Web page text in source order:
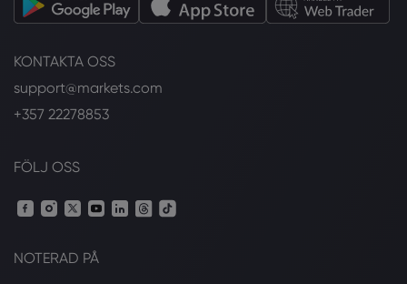
KONTAKTA OSS
support@markets.com
+357 22278853
FÖLJ OSS
NOTERAD PÅ